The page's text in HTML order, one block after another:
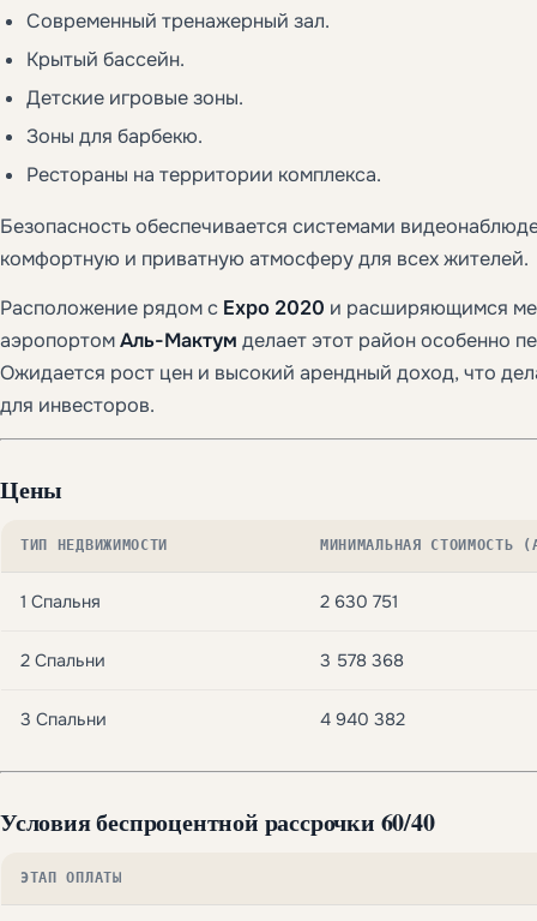
Современный тренажерный зал.
Крытый бассейн.
Детские игровые зоны.
Зоны для барбекю.
Рестораны на территории комплекса.
Безопасность обеспечивается системами
комфортную и приватную атмосферу для всех жителей.
Расположение рядом с Expo 2020 и расширяющимся
аэропортом Аль-Мактум делает этот район особенно
Ожидается рост цен и высокий арендный доход, что
для инвесторов.
Цены
ТИП НЕДВИЖИМОСТИ МИНИМАЛЬНАЯ СТОИМОСТЬ
1 Спальня 2 630 751
2 Спальни 3 578 368
3 Спальни 4 940 382
Условия беспроцентной рассрочки 60/40
ЭТАП ОПЛАТЫ